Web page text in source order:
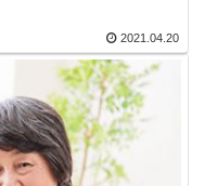
2021.04.20